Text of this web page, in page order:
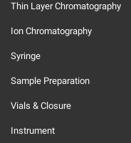
Thin Layer Chromatography
Ion Chromatography
Syringe
Sample Preparation
Vials & Closure
Instrument